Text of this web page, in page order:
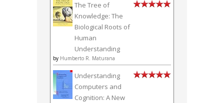
The Tree of
Knowledge: The
Biological Roots of
Human
Understanding
by Humberto R. Maturana
Understanding
Computers and
Cognition: A New